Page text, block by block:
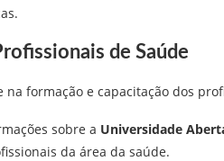
de Saúde
na formação e capacitação dos
sobre a Universidade
da área da saúde.